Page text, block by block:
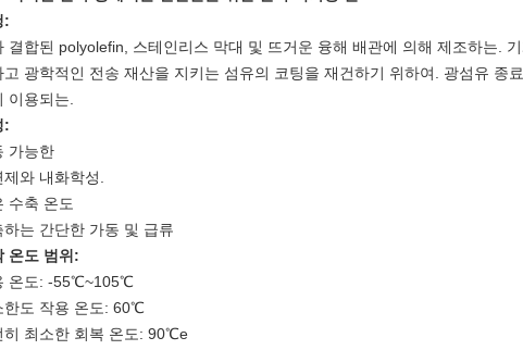
:
결합된 polyolefin, 스테인리스 막대 및 뜨거운 융해 배관에 의해 제조하는.
고 광학적인 전송 재산을 지키는 섬유의 코팅을 재건하기 위하여. 광섬유 종
이용되는.
:
가능한
와 내화학성.
수축 온도
하는 간단한 가동 및 급류
온도 범위:
온도: -55℃~105℃
한도 작용 온도: 60℃
히 최소한 회복 온도: 90℃e